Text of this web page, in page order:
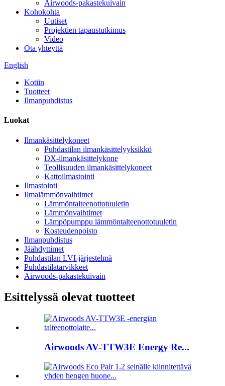
Airwoods-pakastekuivain
Kohokohta
Uutiset
Projektien tapaustutkimus
Video
Ota yhteyttä
English
Kotiin
Tuotteet
Ilmanpuhdistus
Luokat
Ilmankäsittelykoneet
Puhdastilan ilmankäsittelyyksikkö
DX-ilmankäsittelykone
Teollisuuden ilmankäsittelykoneet
Kattoilmastointi
Ilmastointi
Ilmalämmönvaihtimet
Lämmöntalteenottotuuletin
Lämmönvaihtimet
Lämpöpumppu lämmöntalteenottotuuletin
Kosteudenpoisto
Ilmanpuhdistus
Jäähdyttimet
Puhdastilan LVI-järjestelmä
Puhdastilatarvikkeet
Airwoods-pakastekuivain
Esittelyssä olevat tuotteet
Airwoods AV-TTW3E Energy Re...